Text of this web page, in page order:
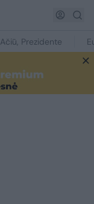
Ačiū, Prezidente